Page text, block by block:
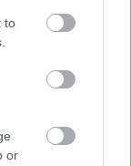
to
or
kell
meg